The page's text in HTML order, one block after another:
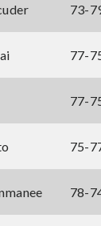
73-
77-
77-
75-
78-